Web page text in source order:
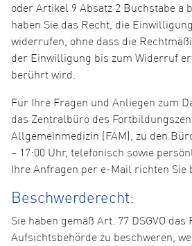
oder Artikel 9 Absatz 2 Buchstabe a
haben Sie das Recht, die
widerrufen, ohne dass die
der Einwilligung bis zum Widerruf
berührt wird.
Für Ihre Fragen und Anliegen zum
das Zentralbüro des
Allgemeinmedizin (FAM), zu den
– 17:00 Uhr, telefonisch sowie
Ihre Anfragen per e-Mail richten Sie
Beschwerderecht:
Sie haben gemäß Art. 77 DSGVO
Aufsichtsbehörde zu beschweren,